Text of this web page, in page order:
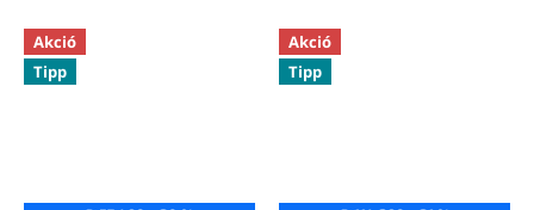
Akció
Tipp
Akció
Tipp